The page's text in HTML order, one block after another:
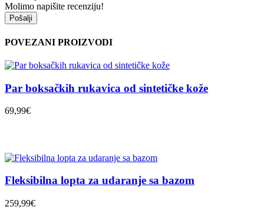
Molimo napišite recenziju!
Pošalji
POVEZANI PROIZVODI
Par boksačkih rukavica od sintetičke kože
69,99€
Fleksibilna lopta za udaranje sa bazom
259,99€